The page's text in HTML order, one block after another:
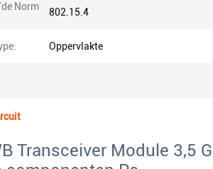
Norm
802.15.4
Oppervlakte
Transceiver Module 3,5